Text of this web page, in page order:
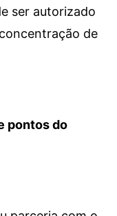
ser autorizado
de
pontos do